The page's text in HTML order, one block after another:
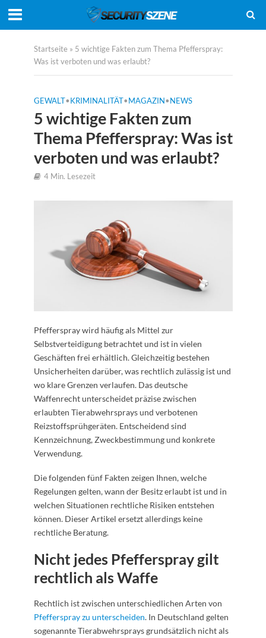
Startseite » 5 wichtige Fakten zum Thema Pfefferspray:
Was ist verboten und was erlaubt?
GEWALT• KRIMINALITÄT• MAGAZIN • NEWS
5 wichtige Fakten zum
Thema Pfefferspray: Was ist
verboten und was erlaubt?
4 Min. Lesezeit
Pfefferspray wird häufig als Mittel zur
Selbstverteidigung betrachtet und ist in vielen
Geschäften frei erhältlich. Gleichzeitig bestehen
Unsicherheiten darüber, was rechtlich zulässig ist und
wo klare Grenzen verlaufen. Das deutsche
Waffenrecht unterscheidet präzise zwischen
erlaubten Tierabwehrsprays und verbotenen
Reizstoffsprühgeräten. Entscheidend sind
Kennzeichnung, Zweckbestimmung und konkrete
Verwendung.
Die folgenden fünf Fakten zeigen Ihnen, welche
Regelungen gelten, wann der Besitz erlaubt ist und in
welchen Situationen rechtliche Risiken entstehen
können. Dieser Artikel ersetzt allerdings keine
rechtliche Beratung.
Nicht jedes Pfefferspray gilt
rechtlich als Waffe
Rechtlich ist zwischen unterschiedlichen Arten von
Pfefferspray zu unterscheiden. In Deutschland gelten
sogenannte Tierabwehrsprays grundsätzlich nicht als